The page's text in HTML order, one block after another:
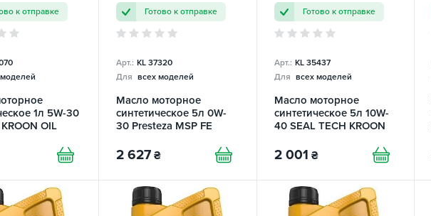
к отправке
1л 5W-30
OIL
Готово к отправке
Арт.: KL 37320
Для всех моделей
Масло моторное
синтетическое 5л 0W-
30 Presteza MSP FE
2 627 ₴
Готово к отправке
Арт.: KL 35437
Для всех моделей
Масло моторное
синтетическое 5л 10W-
40 SEAL TECH KROON
2 001 ₴